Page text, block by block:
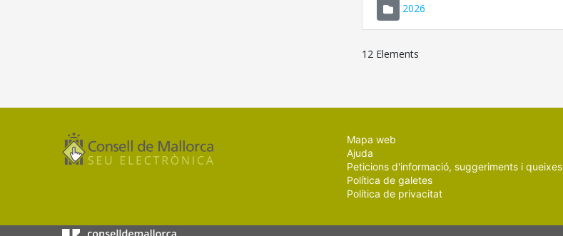
2026
12 Elements
Mapa web
Ajuda
Peticions d'informació, suggeriments i queixes
Política de galetes
Política de privacitat